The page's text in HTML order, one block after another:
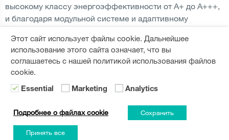
высокому классу энергоэффективности от А+ до А+++,
и благодаря модульной системе и адаптивному
любого образа жизни.
ЧИТАТЬ ДАЛЬШЕ
ПОДЕЛИТЬСЯ:
Этот сайт использует файлы cookie. Дальнейшее
использование этого сайта означает, что вы
соглашаетесь с нашей политикой использования файлов
cookie.
Essential Marketing Analytics
Подробнее о файлах cookie Сохранить
Принять все